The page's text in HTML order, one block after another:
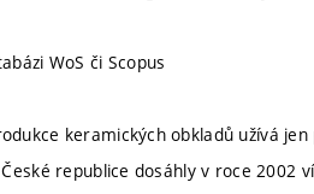
WoS či Scopus
keramických obkladů užívá
republice dosáhly v roce 2002